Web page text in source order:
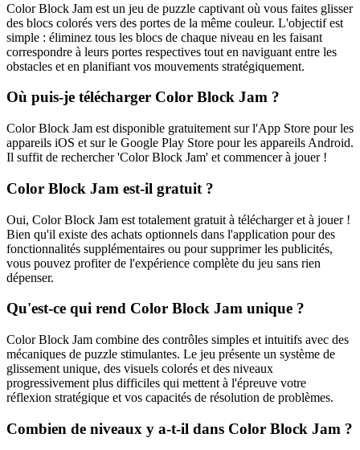
Color Block Jam est un jeu de puzzle captivant où vous faites glisser
des blocs colorés vers des portes de la même couleur. L'objectif est
simple : éliminez tous les blocs de chaque niveau en les faisant
correspondre à leurs portes respectives tout en naviguant entre les
obstacles et en planifiant vos mouvements stratégiquement.
Où puis-je télécharger Color Block Jam ?
Color Block Jam est disponible gratuitement sur l'App Store pour les
appareils iOS et sur le Google Play Store pour les appareils Android.
Il suffit de rechercher 'Color Block Jam' et commencer à jouer !
Color Block Jam est-il gratuit ?
Oui, Color Block Jam est totalement gratuit à télécharger et à jouer !
Bien qu'il existe des achats optionnels dans l'application pour des
fonctionnalités supplémentaires ou pour supprimer les publicités,
vous pouvez profiter de l'expérience complète du jeu sans rien
dépenser.
Qu'est-ce qui rend Color Block Jam unique ?
Color Block Jam combine des contrôles simples et intuitifs avec des
mécaniques de puzzle stimulantes. Le jeu présente un système de
glissement unique, des visuels colorés et des niveaux
progressivement plus difficiles qui mettent à l'épreuve votre
réflexion stratégique et vos capacités de résolution de problèmes.
Combien de niveaux y a-t-il dans Color Block Jam ?